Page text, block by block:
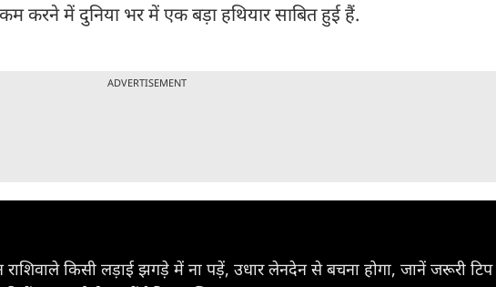
कम करने में दुनिया भर में एक बड़ा हथियार साबित हुई हैं.
ADVERTISEMENT
किसी लड़ाई झगड़े में ना पड़ें, उधार लेनदेन से बचना होगा, जानें जरूरी टिप